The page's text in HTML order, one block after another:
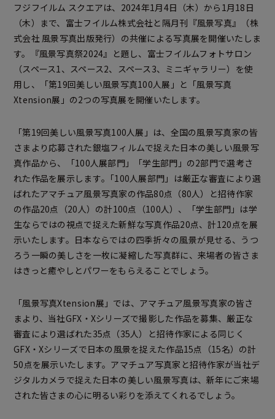
フジフイルム スクエアは、2024年1月4日（木）から1月18日
（木）まで、富士フイルム株式会社と隔月刊『風景写真』（株
式会社 風景写真出版発行）の共催による写真展を開催いたしま
す。『風景写真祭2024』と題し、富士フイルムフォトサロン
（スペース1、スペース2、スペース3、ミニギャラリー）を使
用し、「第19回美しい風景写真100人展」と「風景写真
Xtension展」の2つの写真展を開催いたします。
「第19回美しい風景写真100人展」は、全国の風景写真家の皆
さまより応募された銀塩フィルムで捉えた日本の美しい風景写
真作品から、「100人展部門」「学生部門」の2部門で選考さ
れた作品を展示します｡「100人展部門」は厳正な審査により選
ばれたアマチュア風景写真家の作品80点（80人）と招待作家
の作品20点（20人）の計100点（100人）、「学生部門」は学
生ならではの視点で捉えた新鮮な写真作品20点、計120点を展
示いたします。日本ならではの四季折々の風景が見せる、うつ
ろう一瞬の美しさを一枚に凝縮した写真群に、来場者の皆さま
はきっと癒やしとパワーをもらえることでしょう。
「風景写真Xtension展」では、アマチュア風景写真家の皆さ
まより、当社GFX・Xシリーズで撮影した作品を募集、厳正な
審査により選ばれた35点（35人）と招待作家による同じく
GFX・Xシリーズで日本の風景を捉えた作品15点（15名）の計
50点を展示いたします。アマチュア写真家と招待作家が当社デ
ジタルカメラで捉えた日本の美しい風景写真は、新年にご来場
された皆さまの心に明るい彩りを添えてくれるでしょう。